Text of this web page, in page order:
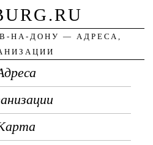
НА-ДОНУ — АДРЕСА,